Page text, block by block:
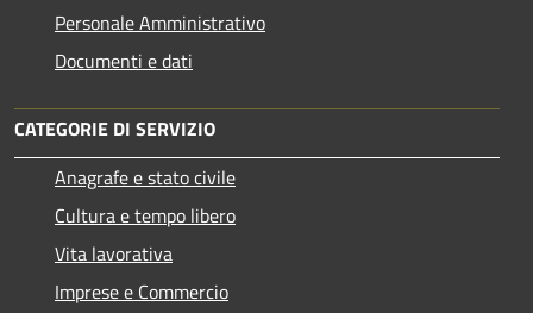
Personale Amministrativo
Documenti e dati
CATEGORIE DI SERVIZIO
Anagrafe e stato civile
Cultura e tempo libero
Vita lavorativa
Imprese e Commercio